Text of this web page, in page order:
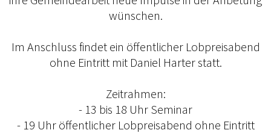
wünschen.
Im Anschluss findet ein öffentlicher Lobpreisabend
ohne Eintritt mit Daniel Harter statt.
Zeitrahmen:
- 13 bis 18 Uhr Seminar
- 19 Uhr öffentlicher Lobpreisabend ohne Eintritt